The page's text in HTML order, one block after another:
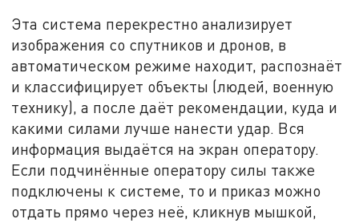
Эта система перекрестно анализирует
изображения со спутников и дронов, в
автоматическом режиме находит, распознаёт
и классифицирует объекты (людей, военную
технику), а после даёт рекомендации, куда и
какими силами лучше нанести удар. Вся
информация выдаётся на экран оператору.
Если подчинённые оператору силы также
подключены к системе, то и приказ можно
отдать прямо через неё, кликнув мышкой,